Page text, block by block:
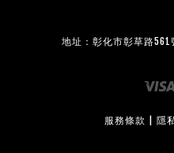
地址：彰化市彰草路
服務條款 隱